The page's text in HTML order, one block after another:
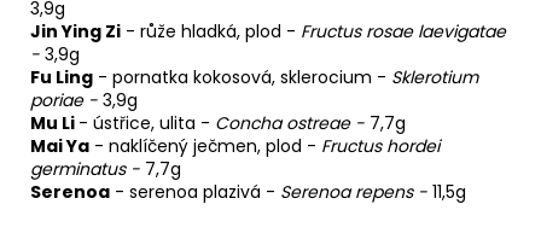
3,9g
Jin Ying Zi - růže hladká, plod - Fructus rosae laevigatae
- 3,9g
Fu Ling - pornatka kokosová, sklerocium - Sklerotium
poriae - 3,9g
Mu Li - ústřice, ulita - Concha ostreae - 7,7g
Mai Ya - naklíčený ječmen, plod - Fructus hordei
germinatus- 7,7g
Serenoa - serenoa plazivá - Serenoa repens - 11,5g